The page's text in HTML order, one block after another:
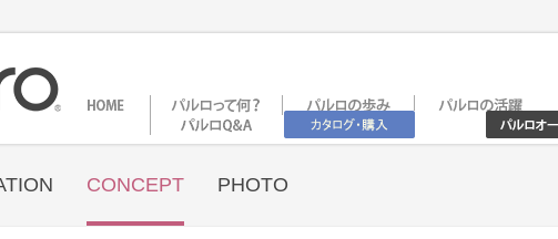
CONCEPT PHOTO